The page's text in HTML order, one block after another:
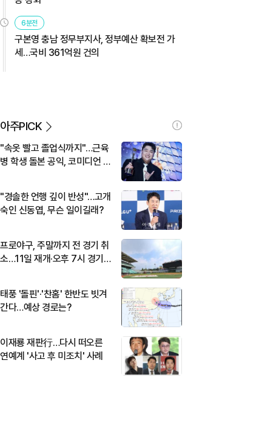
6분전
구본영 충남 정무부지사, 정부예산 확보전 가
세…국비 361억원 건의
아주PICK
"속옷 빨고 졸업식까지"…근육
병 학생 돌본 공익, 코미디언 김
"경솔한 언행 깊이 반성"…고개
숙인 신동엽, 무슨 일이길래?
프로야구, 주말까지 전 경기 취
소…11일 재개·오후 7시 경기
태풍 '돌핀'·'찬홈' 한반도 빗겨
간다…예상 경로는?
이재룡 재판行…다시 떠오른
연예계 '사고 후 미조치' 사례